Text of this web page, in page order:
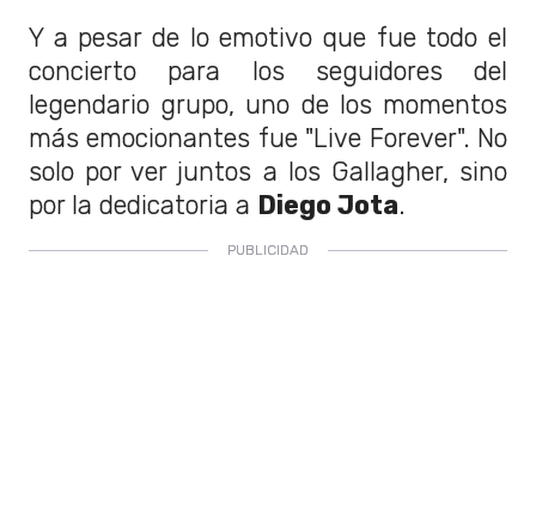
Y a pesar de lo emotivo que fue todo el
concierto para los seguidores del
legendario grupo, uno de los momentos
más emocionantes fue "Live Forever". No
solo por ver juntos a los Gallagher, sino
por la dedicatoria a Diego Jota.